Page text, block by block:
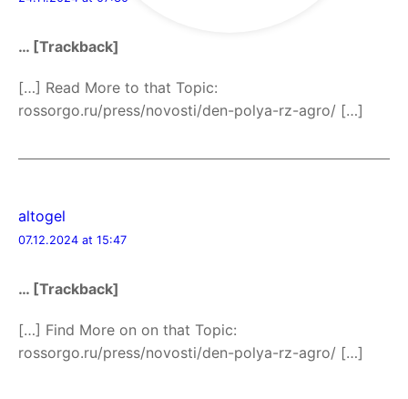
… [Trackback]
[…] Read More to that Topic:
rossorgo.ru/press/novosti/den-polya-rz-agro/ […]
altogel
07.12.2024 at 15:47
… [Trackback]
[…] Find More on on that Topic:
rossorgo.ru/press/novosti/den-polya-rz-agro/ […]